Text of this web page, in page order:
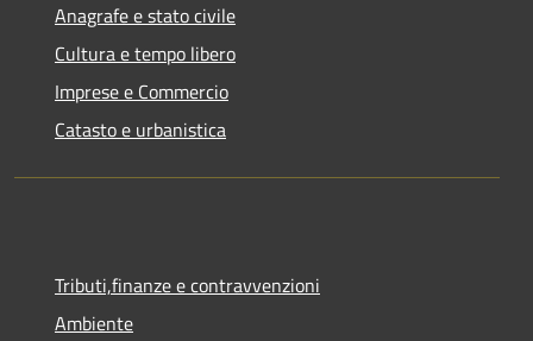
Anagrafe e stato civile
Cultura e tempo libero
Imprese e Commercio
Catasto e urbanistica
Tributi,finanze e contravvenzioni
Ambiente